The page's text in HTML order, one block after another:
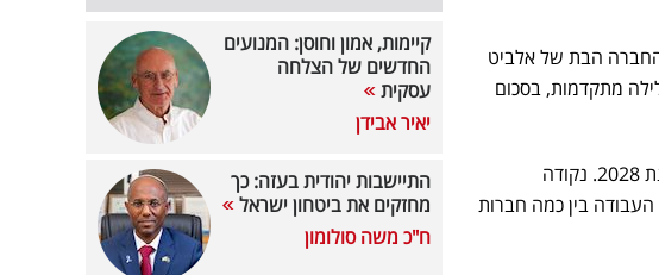
הבת של אלביט
מתקדמות, בסכום
הפרויקט הנוכחי הוא המשך של חוזה שהחל בשנת 2023, והוא צפוי להימשך עד סוף שנת 2028. נקודה
בין כמה חברות
קיימות, אמון וחוסן: המנועים
החדשים של הצלחה
עסקית
יאיר אבידן
התיישבות יהודית בעזה: כך
מחזקים את ביטחון ישראל
ח"כ משה סולומון